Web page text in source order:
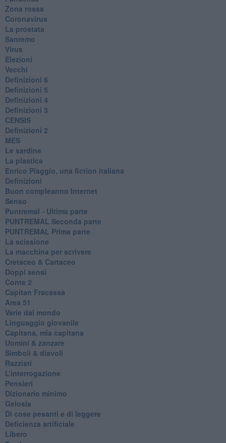
Zona rossa
Coronavirus
La prostata
Sanremo
Virus
Elezioni
Vecchi
Definizioni 6
Definizioni 5
Definizioni 4
Definizioni 3
CENSIS
​Definizioni 2
MES
Le sardine
La plastica
​Enrico Piaggio, una fiction italiana
Definizioni
​Buon compleanno Internet
Senso
Puntremal - Ultima parte
PUNTREMAL Seconda parte
​PUNTREMAL Prima parte
La scissione
La macchina per scrivere
Cretaceo & Cartaceo
Doppi sensi
​Conte 2
​Capitan Fracassa
​Area 51
Varie dal mondo
​Linguaggio giovanile
​Capitana, mia capitana
Uomini & zanzare
​Simboli & diavoli
Razzisti
​L’interrogazione
Pensieri
​Dizionario minimo
Gelosia
Di cose pesanti e di leggere
​Deficienza artificiale
Libero